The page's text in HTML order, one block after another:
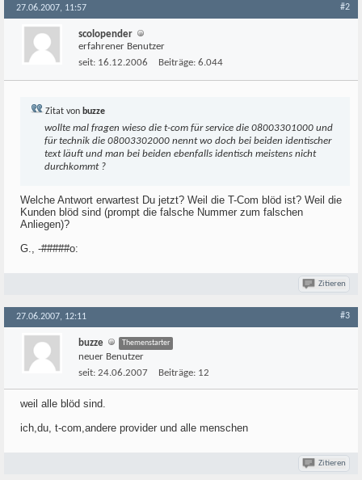
27.06.2007, 11:57 #2
scolopender
erfahrener Benutzer
seit: 16.12.2006 Beiträge: 6.044
Zitat von buzze
wollte mal fragen wieso die t-com für service die 08003301000 und
für technik die 08003302000 nennt wo doch bei beiden identischer
text läuft und man bei beiden ebenfalls identisch meistens nicht
durchkommt ?
Welche Antwort erwartest Du jetzt? Weil die T-Com blöd ist? Weil die
Kunden blöd sind (prompt die falsche Nummer zum falschen
Anliegen)?
G., -#####o:
Zitieren
27.06.2007, 12:11 #3
buzze Themenstarter
neuer Benutzer
seit: 24.06.2007 Beiträge: 12
weil alle blöd sind.
ich,du, t-com,andere provider und alle menschen
Zitieren